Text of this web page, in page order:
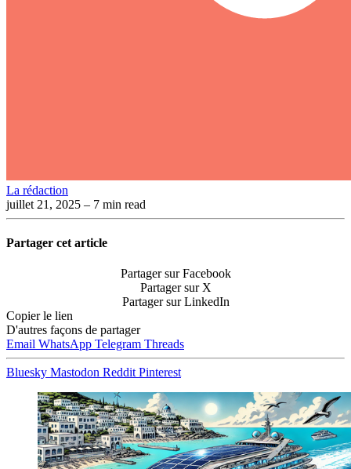
La rédaction
juillet 21, 2025 – 7 min read
Partager cet article
Partager sur Facebook
Partager sur X
Partager sur LinkedIn
Copier le lien
D'autres façons de partager
Email WhatsApp Telegram Threads
Bluesky Mastodon Reddit Pinterest